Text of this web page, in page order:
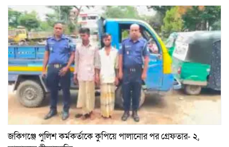
জকিগঞ্জে পুলিশ কর্মকর্তাকে কুপিয়ে পালানোর পর গ্রেফতার- ২,